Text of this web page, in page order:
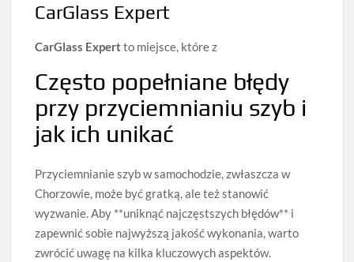
CarGlass Expert
CarGlass Expertto miejsce, które z
Często popełniane błędy
przy przyciemnianiu szyb i
jak ich unikać
Przyciemnianie szyb w samochodzie, zwłaszcza w
Chorzowie, może być gratką, ale też stanowić
wyzwanie. Aby **uniknąć najczęstszych błędów** i
zapewnić sobie najwyższą jakość wykonania, warto
zwrócić uwagę na kilka kluczowych aspektów.